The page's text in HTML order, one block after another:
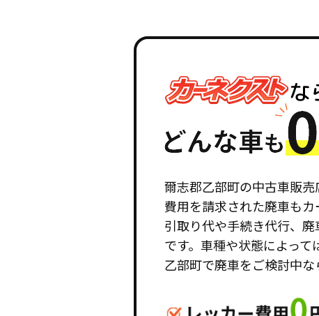
爾志郡乙部町の中古車販
費用を請求された廃車も
引取り代や手続き代行、
です。車種や状態によっ
乙部町で廃車をご検討中な